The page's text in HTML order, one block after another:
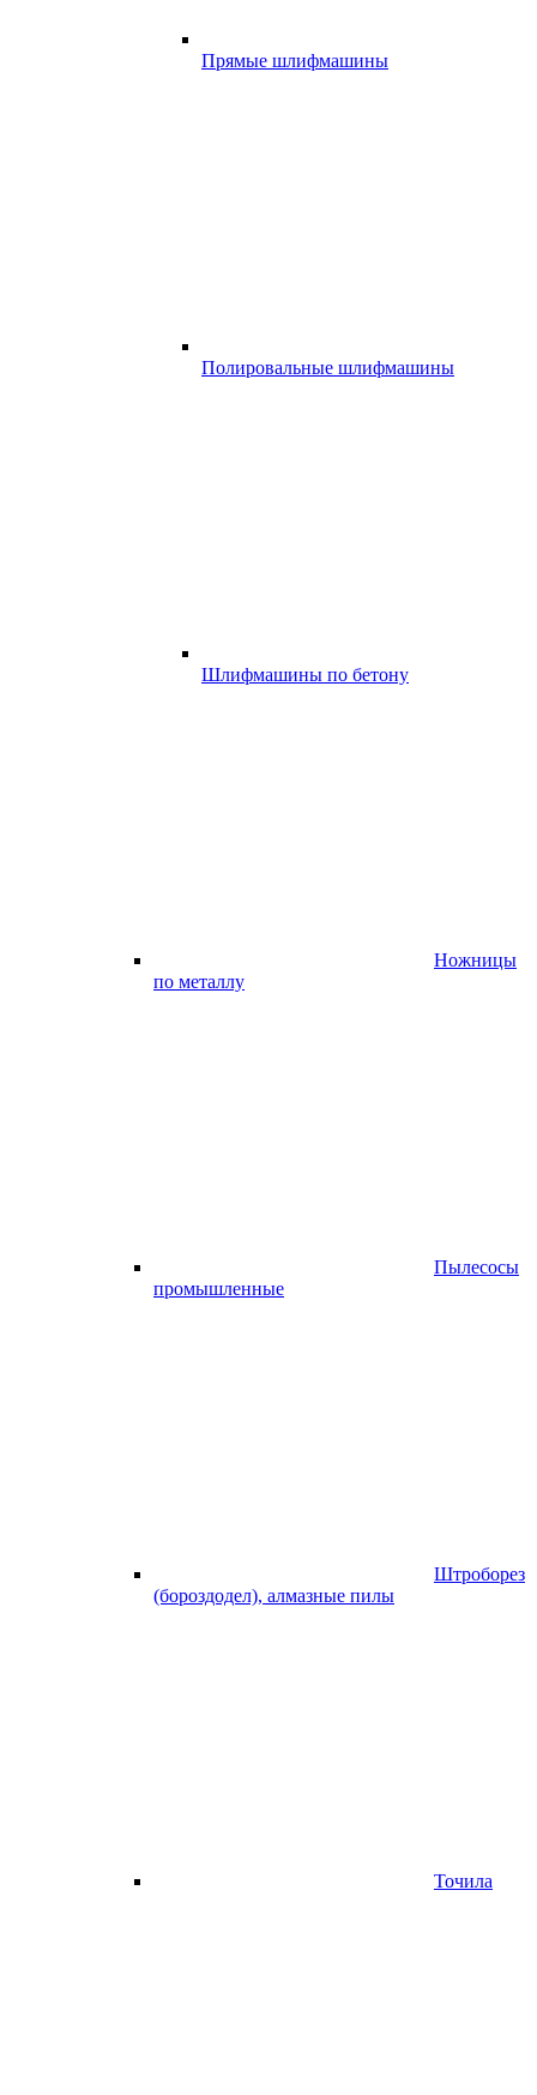
Прямые шлифмашины
Полировальные шлифмашины
Шлифмашины по бетону
Ножницы
по металлу
Пылесосы
промышленные
Штроборез
(бороздодел), алмазные пилы
Точила